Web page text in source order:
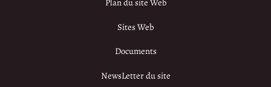
Sites Web
Documents
NewsLetter du site